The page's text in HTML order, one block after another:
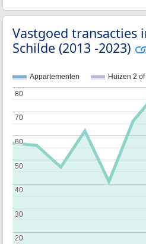
Vastgoed transacties
Schilde (2013 -2023)
Appartementen Huizen 2
20
20
30
30
40
40
50
50
60
60
70
70
80
80